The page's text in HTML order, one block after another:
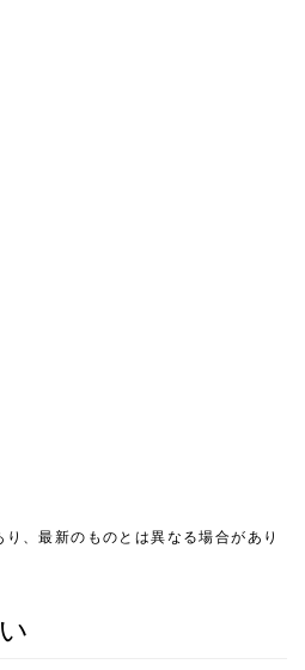
、最新のものとは異なる場合があり